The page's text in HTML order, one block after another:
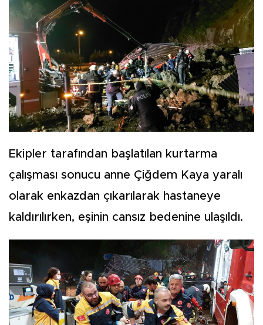
Ekipler tarafından başlatılan kurtarma
çalışması sonucu anne Çiğdem Kaya yaralı
olarak enkazdan çıkarılarak hastaneye
kaldırılırken, eşinin cansız bedenine ulaşıldı.